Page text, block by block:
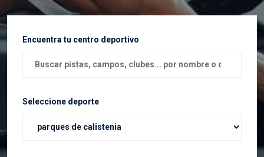
Encuentra tu centro deportivo
Seleccione deporte